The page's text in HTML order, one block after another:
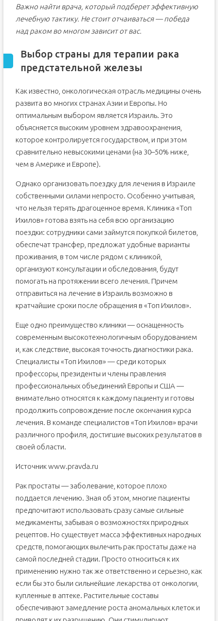
Важно найти врача, который подберет эффективную
лечебную тактику. Не стоит отчаиваться — победа
над раком во многом зависит от вас.
Выбор страны для терапии рака
предстательной железы
Как известно, онкологическая отрасль медицины очень
развита во многих странах Азии и Европы. Но
оптимальным выбором является Израиль. Это
объясняется высоким уровнем здравоохранения,
которое контролируется государством, и при этом
сравнительно невысокими ценами (на 30–50% ниже,
чем в Америке и Европе).
Однако организовать поездку для лечения в Израиле
собственными силами непросто. Особенно учитывая,
что нельзя терять драгоценное время. Клиника «Топ
Ихилов» готова взять на себя всю организацию
поездки: сотрудники сами займутся покупкой билетов,
обеспечат трансфер, предложат удобные варианты
проживания, в том числе рядом с клиникой,
организуют консультации и обследования, будут
помогать на протяжении всего лечения. Причем
отправиться на лечение в Израиль возможно в
кратчайшие сроки после обращения в «Топ Ихилов».
Еще одно преимущество клиники — оснащенность
современным высокотехнологичным оборудованием
и, как следствие, высокая точность диагностики рака.
Специалисты «Топ Ихилов» — среди которых
профессоры, президенты и члены правления
профессиональных объединений Европы и США —
внимательно относятся к каждому пациенту и готовы
продолжить сопровождение после окончания курса
лечения. В команде специалистов «Топ Ихилов» врачи
различного профиля, достигшие высоких результатов в
своей области.
Источник www.pravda.ru
Рак простаты — заболевание, которое плохо
поддается лечению. Зная об этом, многие пациенты
предпочитают использовать сразу самые сильные
медикаменты, забывая о возможностях природных
рецептов. Но существует масса эффективных народных
средств, помогающих вылечить рак простаты даже на
самой последней стадии. Просто относиться к их
применению нужно так же ответственно и серьезно, как
если бы это были сильнейшие лекарства от онкологии,
купленные в аптеке. Растительные составы
обеспечивают замедление роста аномальных клеток и